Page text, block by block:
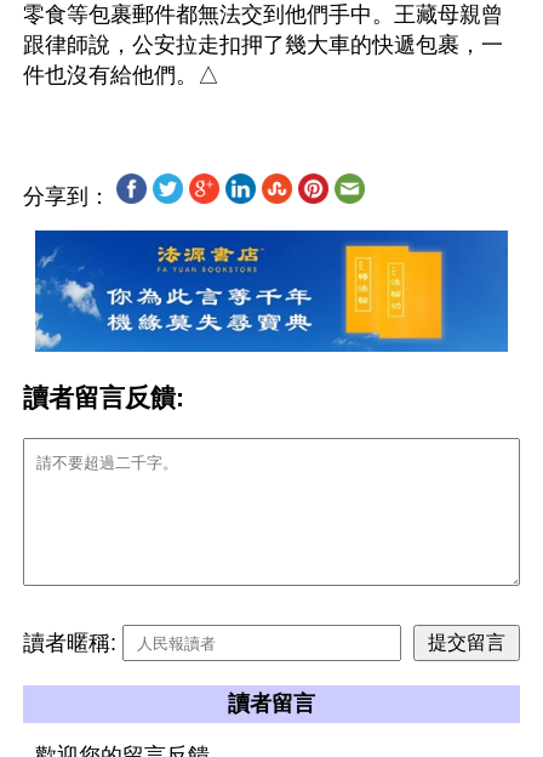
零食等包裹郵件都無法交到他們手中。王藏母親曾
跟律師說，公安拉走扣押了幾大車的快遞包裹，一
分享到：
讀者留言反饋:
讀者暱稱:
讀者留言